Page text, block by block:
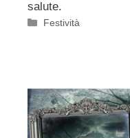
salute.
Categorie
Festività